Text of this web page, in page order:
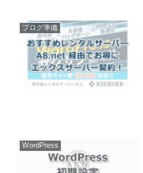
ブログ準備
WordPress